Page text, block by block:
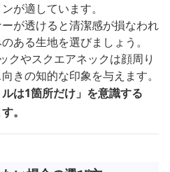
が適しています。
が透けると清潔感が損なわれ
ある生地を選びましょう。
クやスクエアネックは顔周り
きの知的な印象を与えます。
は1箇所だけ」を意識する
。